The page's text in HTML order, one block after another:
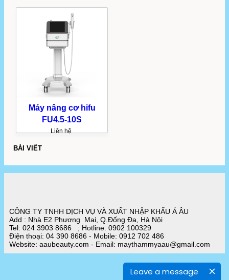
Leave a message
Máy nâng cơ hifu
FU4.5-10S
Liên hệ
BÀI VIẾT
CÔNG TY TNHH DỊCH VỤ VÀ XUẤT NHẬP KHẨU Á ÂU
Add : Nhà E2 Phương Mai, Q.Đống Đa, Hà Nội
Tel: 024 3903 8686 ; Hotline: 0902 100329
Điện thoại: 04 390 8686 - Mobile: 0912 702 486
Website: aaubeauty.com - Email: maythammyaau@gmail.com